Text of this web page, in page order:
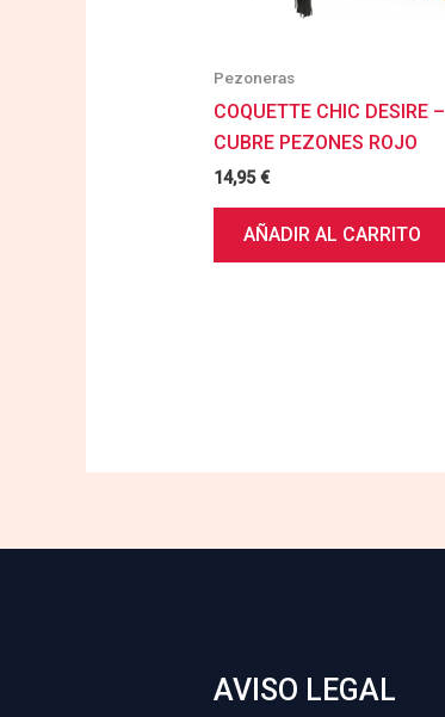
Pezoneras
COQUETTE CHIC DESIRE –
CUBRE PEZONES ROJO
14,95€
AÑADIR AL CARRITO
AVISO LEGAL